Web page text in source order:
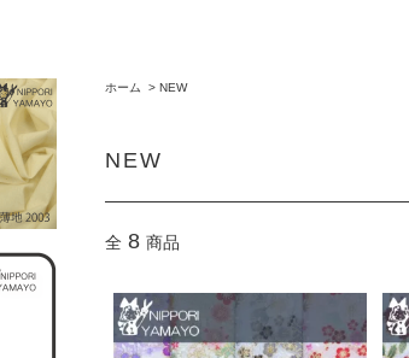
ホーム > NEW
NEW
全 8 商品